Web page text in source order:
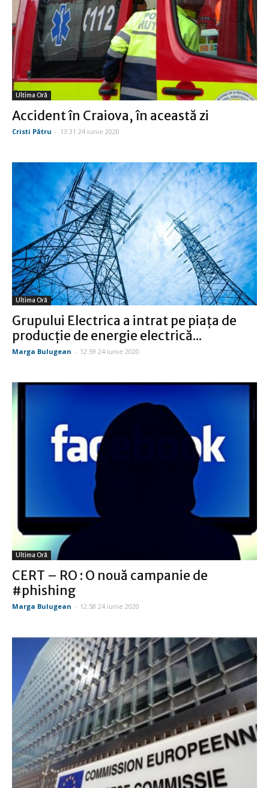
Ultima Oră
Accident în Craiova, în această zi
Cristi Pătru - 13:31 24 iunie 2020
Ultima Oră
Grupului Electrica a intrat pe piaţa de
producţie de energie electrică...
Marga Bulugean - 12:59 24 iunie 2020
Ultima Oră
CERT – RO : O nouă campanie de
#phishing
Marga Bulugean - 12:58 24 iunie 2020